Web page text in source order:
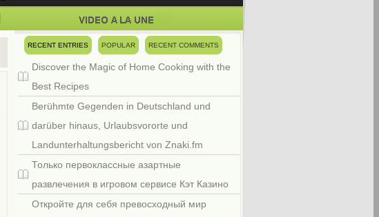
RECENT ENTRIES POPULAR RECENT COMMENTS
Discover the Magic of Home Cooking with the
Best Recipes
Berühmte Gegenden in Deutschland und
darüber hinaus, Urlaubsvororte und
Landunterhaltungsbericht von Znaki.fm
Только первоклассные азартные
развлечения в игровом сервисе Кэт Казино
Откройте для себя превосходный мир